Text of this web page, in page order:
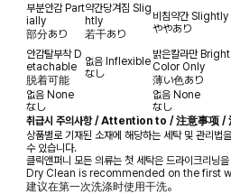
부분안감 Part
ially
部分あり
약간당겨짐 Slig
htly
若干あり
비침약간Slightly
ややあり
안감탈부착 D
etachable
脱着可能
없음 Inflexible
なし
밝은칼라만 Bright
Color Only
薄い色あり
없음 None
なし
없음 None
なし
취급시 주의사항 / Attention to / 注意事项 /
상품별로 기재된 소재에 해당하는 세탁 및 관리법
수 있습니다.
클릭앤퍼니 모든 의류는 첫 세탁은 드라이크리닝
Dry Clean is recommended on the first
建议在第一次洗涤时使用干洗。